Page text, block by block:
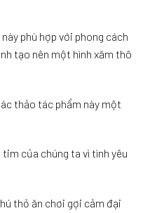
phù hợp với phong cách
tạo nên một hình xăm thô
thảo tác phẩm này một
tim của chúng ta vì tình yêu
thỏ ăn chơi gợi cảm đại